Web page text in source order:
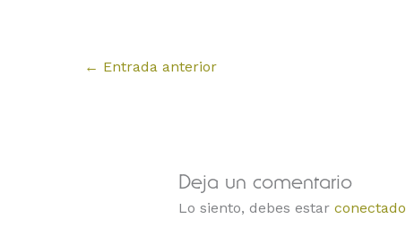
← Entrada anterior
Deja un comentario
Lo siento, debes estar conectado